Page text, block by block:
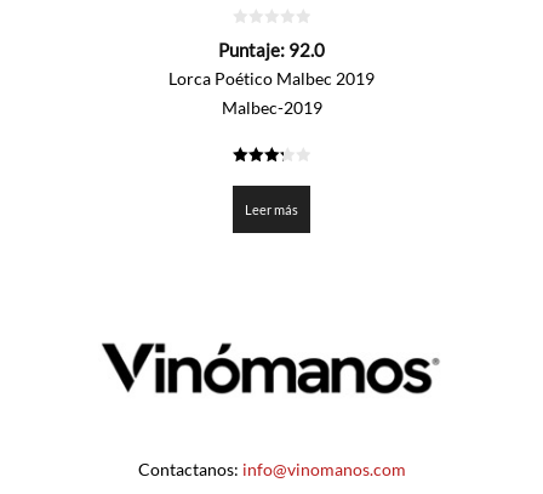
de
Puntaje: 92.0
Lorca Poético Malbec 2019
Malbec-2019
de 5
Leer más
Contactanos: info@vinomanos.com